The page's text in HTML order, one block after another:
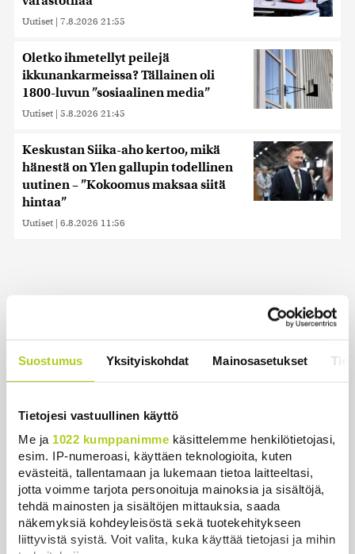
Suostumus Yksityiskohdat Mainosasetukset
Tietojesi vastuullinen käyttö
Me ja 1022 kumppanimme käsittelemme henkilötietojasi,
esim. IP-numeroasi, käyttäen teknologioita, kuten
evästeitä, tallentamaan ja lukemaan tietoa laitteeltasi,
jotta voimme tarjota personoituja mainoksia ja sisältöjä,
tehdä mainosten ja sisältöjen mittauksia, saada
näkemyksiä kohdeyleisöstä sekä tuotekehitykseen
liittyvistä syistä. Voit valita, kuka käyttää tietojasi ja mihin
Uutiset | 7.8.2026 21:55
Oletko ihmetellyt peilejä
ikkunankarmeissa? Tällainen oli
1800-luvun ”sosiaalinen media”
Uutiset | 5.8.2026 21:45
Keskustan Siika-aho kertoo, mikä
hänestä on Ylen gallupin todellinen
uutinen – ”Kokoomus maksaa siitä
hintaa”
Uutiset | 6.8.2026 11:56
olympiayleisöltä – oli liian raju myös natseille
itselleen
Helle kurittaa Pohjois-Koreaa – valtionmedia
kehottaa syömään koiranlihasoppaa
8.8.2026 22:06
WSJ: Saksassa löytynyt drooni oli todennäköisesti
venäläinen